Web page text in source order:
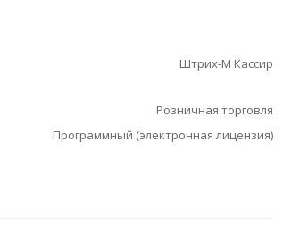
Штрих-М Кассир
Розничная торговля
Программный (электронная лицензия)